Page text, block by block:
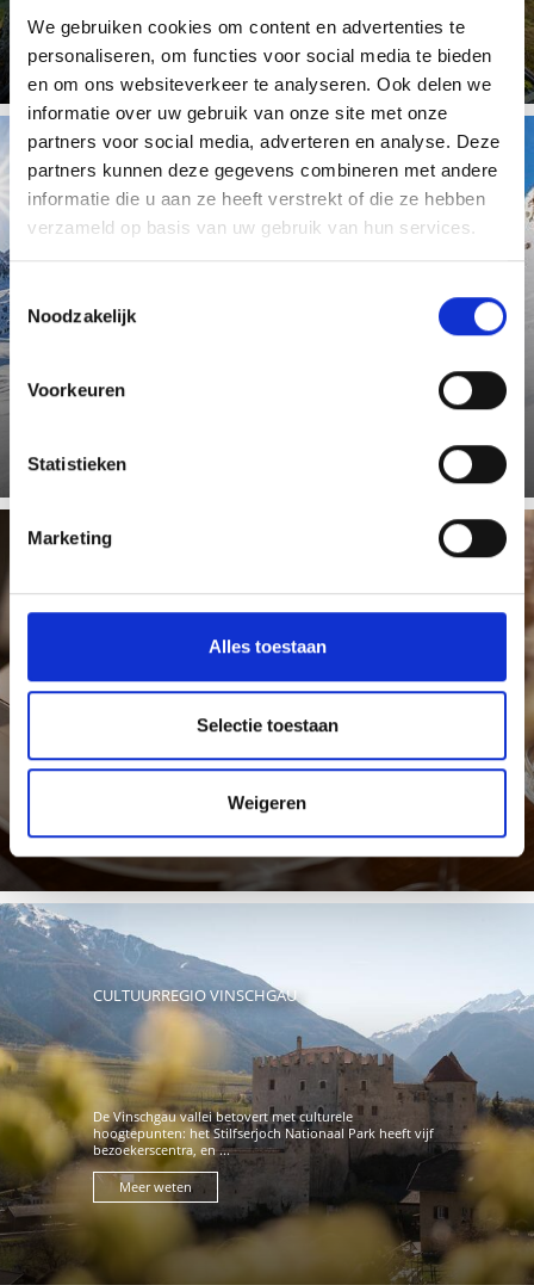
We gebruiken cookies om content en advertenties te
personaliseren, om functies voor social media te bieden
en om ons websiteverkeer te analyseren. Ook delen we
informatie over uw gebruik van onze site met onze
partners voor social media, adverteren en analyse. Deze
partners kunnen deze gegevens combineren met andere
informatie die u aan ze heeft verstrekt of die ze hebben
verzameld op basis van uw gebruik van hun services.
Toestemmingsselectie
Noodzakelijk
Voorkeuren
Statistieken
Marketing
Alles toestaan
Selectie toestaan
Weigeren
Meer weten
WAAR SKIËN LANGER PLEZIER GEEFT
am Ortler ...
De lentetijd in Kastelbell en Tschars betekent aspergetijd
CULTUURREGIO VINSCHGAU
De Vinschgau vallei betovert met culturele
hoogtepunten: het Stilfserjoch Nationaal Park heeft vijf
bezoekerscentra, en ...
Meer weten